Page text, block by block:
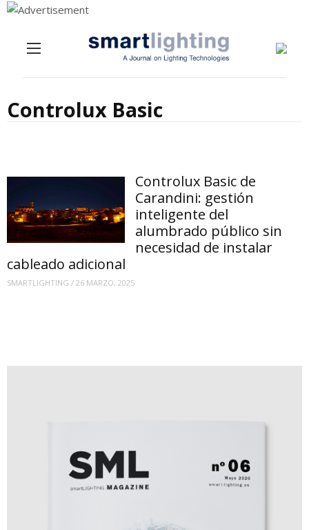
Controlux Basic
Controlux Basic de
Carandini: gestión
inteligente del
alumbrado público sin
necesidad de instalar
cableado adicional
SMARTLIGHTING / 26 MARZO, 2025